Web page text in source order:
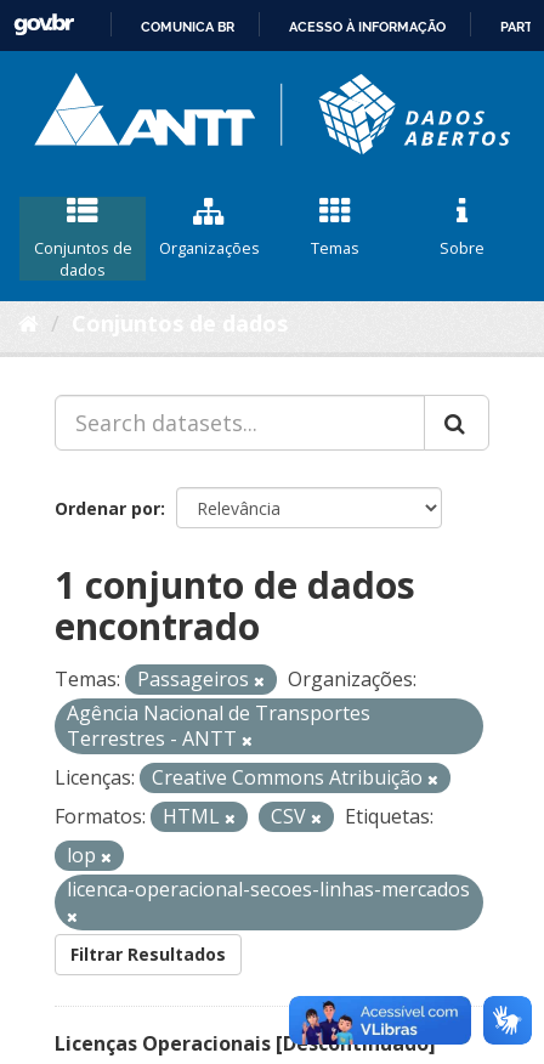
CONTEÚDO
COMUNICA BR ACESSO À INFORMAÇÃO
Conjuntos de
dados
Organizações Temas Sobre
Ordenar por
1 conjunto de dados
encontrado
Temas: Passageiros
Organizações:
Agência Nacional de Transportes
Terrestres - ANTT
Licenças:
Creative Commons Atribuição
Formatos:
HTML CSV
Etiquetas:
lop
licenca-operacional-secoes-linhas-mercados
Filtrar Resultados
Licenças Operacionais [Descontinuado]